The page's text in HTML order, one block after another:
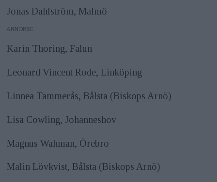
Jonas Dahlström, Malmö
ANNONS
Karin Thoring, Falun
Leonard Vincent Rode, Linköping
Linnea Tammerås, Bålsta (Biskops Arnö)
Lisa Cowling, Johanneshov
Magnus Wahman, Örebro
Malin Lövkvist, Bålsta (Biskops Arnö)